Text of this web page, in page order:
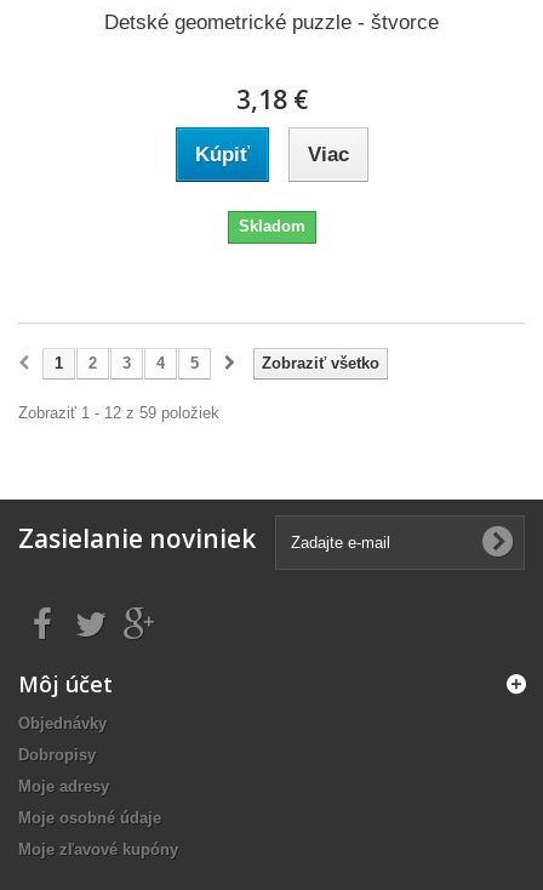
Detské geometrické puzzle - štvorce
3,18 €
Kúpiť Viac
Skladom
Zobraziť všetko
1 2 3 4 5
Zobraziť 1 - 12 z 59 položiek
Zasielanie noviniek
Môj účet
Objednávky
Dobropisy
Moje adresy
Moje osobné údaje
Moje zľavové kupóny